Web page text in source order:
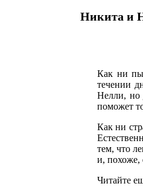
Никита и
Как ни
течении
Нелли, но
поможет
Как ни
тем, что
и, похоже,
Читайте